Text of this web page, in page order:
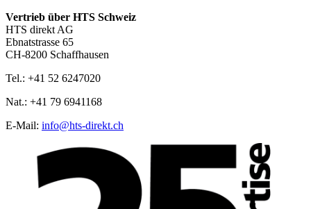
Vertrieb über HTS Schweiz
HTS direkt AG
Ebnatstrasse 65
CH-8200 Schaffhausen
Tel.: +41 52 6247020
Nat.: +41 79 6941168
E‑Mail: info@hts-direkt.ch